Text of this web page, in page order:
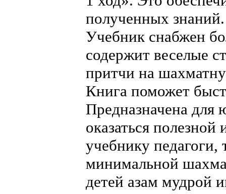
полученных знаний.
Учебник снабжен
содержит веселые
притчи на
Книга поможет
Предназначена
оказаться
учебнику
минимальной
детей азам мудрой